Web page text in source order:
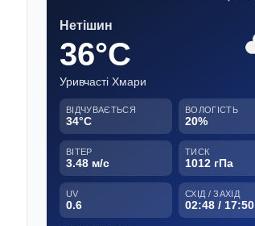
Нетішин
36°C
Уривчасті Хмари
ВІДЧУВАЄТЬСЯ
34°C
ВОЛОГІСТЬ
20%
ВІТЕР
3.48 м/с
ТИСК
1012 гПа
UV
0.6
СХІД / ЗАХІД
02:48 / 17:50